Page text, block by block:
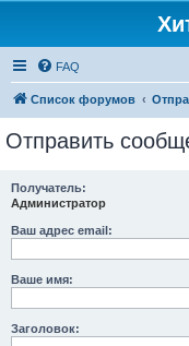
FAQ
Список форумов
Отправить
Получатель:
Администратор
Ваш адрес email:
Ваше имя:
Заголовок: